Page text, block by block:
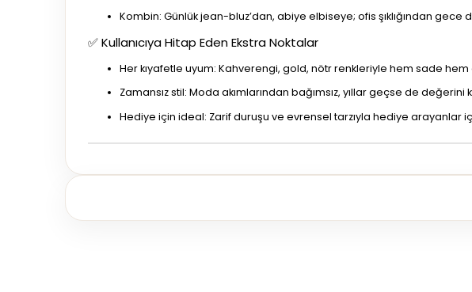
Kombin: Günlük jean-bluz’dan, abiye elbiseye; ofis şıklığından gece
✅ Kullanıcıya Hitap Eden Ekstra Noktalar
Her kıyafetle uyum: Kahverengi, gold, nötr renkleriyle hem sade hem
Zamansız stil: Moda akımlarından bağımsız, yıllar geçse de
Hediye için ideal: Zarif duruşu ve evrensel tarzıyla hediye arayanlar